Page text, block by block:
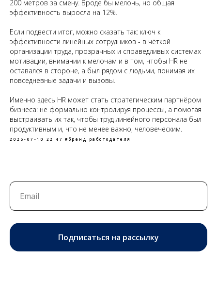
200 метров за смену. Вроде бы мелочь, но общая
эффективность выросла на 12%.
Если подвести итог, можно сказать так: ключ к
эффективности линейных сотрудников - в чёткой
организации труда, прозрачных и справедливых системах
мотивации, внимании к мелочам и в том, чтобы HR не
оставался в стороне, а был рядом с людьми, понимая их
повседневные задачи и вызовы.
Именно здесь HR может стать стратегическим партнёром
бизнеса: не формально контролируя процессы, а помогая
выстраивать их так, чтобы труд линейного персонала был
продуктивным и, что не менее важно, человеческим.
2025-07-10 22:47 #бренд работодателя
Подписаться на рассылку